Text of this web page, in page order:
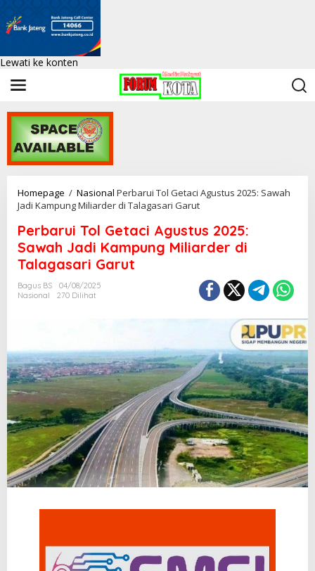
Lewati ke konten
Homepage / Nasional Perbarui Tol Getaci Agustus 2025: Sawah
Jadi Kampung Miliarder di Talagasari Garut
Perbarui Tol Getaci Agustus 2025:
Sawah Jadi Kampung Miliarder di
Talagasari Garut
Bagus BS
04/08/2025
Nasional
270 Dilihat